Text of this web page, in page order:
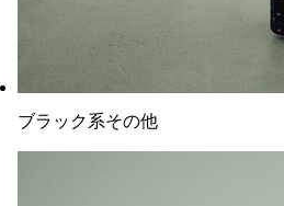
ブラック系その他